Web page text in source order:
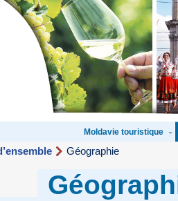
Moldavie touristique
Géographie